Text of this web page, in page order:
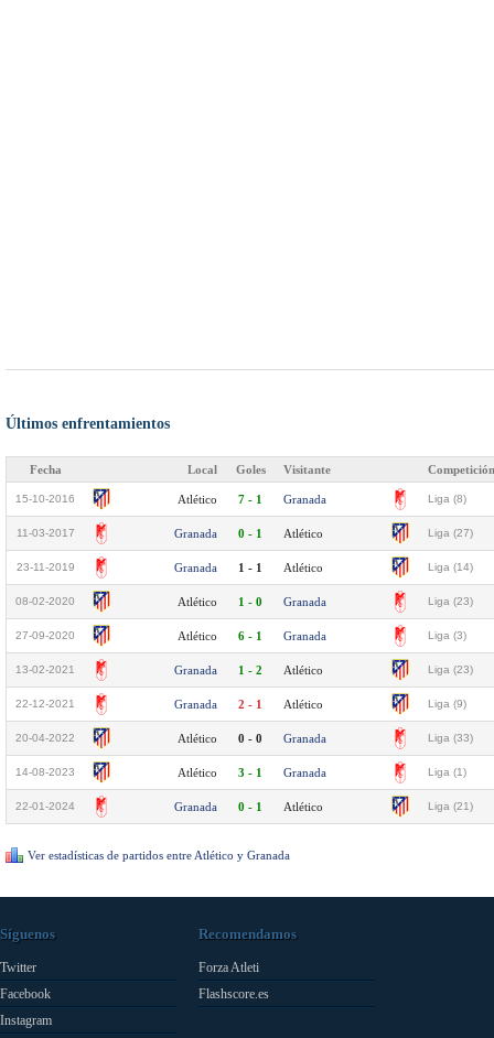
Últimos enfrentamientos
Fecha Local Goles Visitante Competición
15-10-2016 Atlético 7 - 1 Granada Liga (8)
11-03-2017 Granada 0 - 1 Atlético Liga (27)
23-11-2019 Granada 1 - 1 Atlético Liga (14)
08-02-2020 Atlético 1 - 0 Granada Liga (23)
27-09-2020 Atlético 6 - 1 Granada Liga (3)
13-02-2021 Granada 1 - 2 Atlético Liga (23)
22-12-2021 Granada 2 - 1 Atlético Liga (9)
20-04-2022 Atlético 0 - 0 Granada Liga (33)
14-08-2023 Atlético 3 - 1 Granada Liga (1)
22-01-2024 Granada 0 - 1 Atlético Liga (21)
Ver estadísticas de partidos entre Atlético y Granada
Síguenos
Twitter
Facebook
Instagram
Recomendamos
Forza Atleti
Flashscore.es